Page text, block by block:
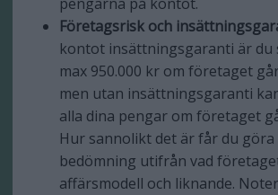
Företagsrisk och
kontot insättningsgaranti är du
max 950.000 kr om företaget
men utan insättningsgaranti
alla dina pengar om företaget
Hur sannolikt det är får du göra
bedömning utifrån vad
affärsmodell och liknande.